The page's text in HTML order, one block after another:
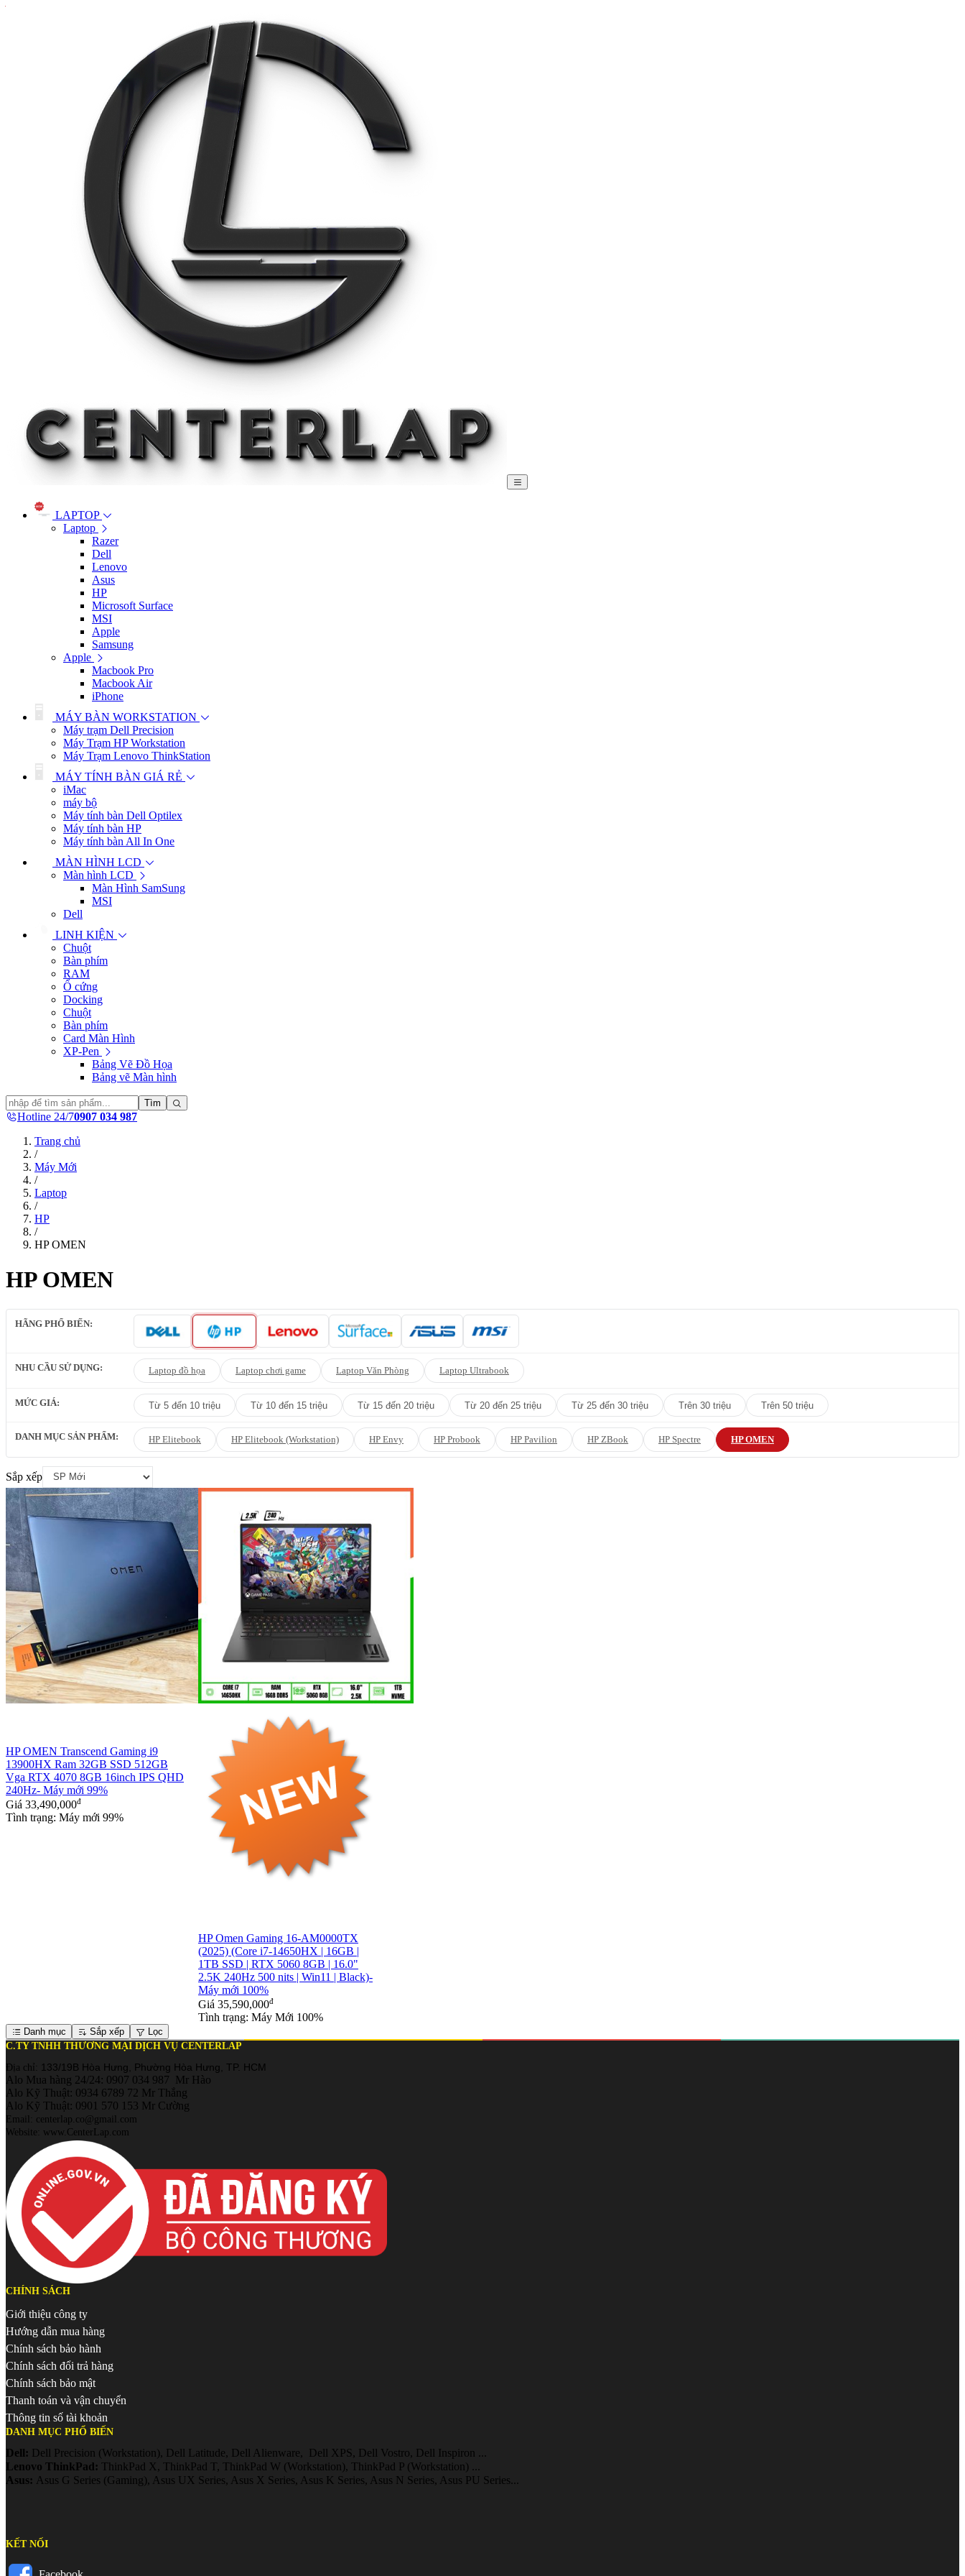
LAPTOP
Laptop
Razer
Dell
Lenovo
Asus
HP
Microsoft Surface
MSI
Apple
Samsung
Apple
Macbook Pro
Macbook Air
iPhone
MÁY BÀN WORKSTATION
Máy trạm Dell Precision
Máy Trạm HP Workstation
Máy Trạm Lenovo ThinkStation
MÁY TÍNH BÀN GIÁ RẺ
iMac
máy bộ
Máy tính bàn Dell Optilex
Máy tính bàn HP
Máy tính bàn All In One
MÀN HÌNH LCD
Màn hình LCD
Màn Hình SamSung
MSI
Dell
LINH KIỆN
Chuột
Bàn phím
RAM
Ổ cứng
Docking
Chuột
Bàn phím
Card Màn Hình
XP-Pen
Bảng Vẽ Đồ Họa
Bảng vẽ Màn hình
Tìm
Hotline 24/70907 034 987
Trang chủ
/
Máy Mới
/
Laptop
/
HP
/
HP OMEN
HP OMEN
HÃNG PHỔ BIẾN:
NHU CẦU SỬ DỤNG: Laptop đồ họa Laptop chơi game Laptop Văn Phòng Laptop Ultrabook
MỨC GIÁ: Từ 5 đến 10 triệu Từ 10 đến 15 triệu Từ 15 đến 20 triệu Từ 20 đến 25 triệu Từ 25 đến 30 triệu Trên 30 triệu Trên 50 triệu
DANH MỤC SẢN PHẨM: HP Elitebook HP Elitebook (Workstation) HP Envy HP Probook HP Pavilion HP ZBook HP Spectre HP OMEN
Sắp xếp
HP OMEN Transcend Gaming i9
13900HX Ram 32GB SSD 512GB
Vga RTX 4070 8GB 16inch IPS QHD
240Hz- Máy mới 99%
Giá 33,490,000đ
Tình trạng: Máy mới 99%
HP Omen Gaming 16-AM0000TX
(2025) (Core i7-14650HX | 16GB |
1TB SSD | RTX 5060 8GB | 16.0"
2.5K 240Hz 500 nits | Win11 | Black)-
Máy mới 100%
Giá 35,590,000đ
Tình trạng: Máy Mới 100%
Danh mục Sắp xếp
Lọc
C.TY TNHH THƯƠNG MẠI DỊCH VỤ CENTERLAP
Địa chỉ: 133/19B Hòa Hưng, Phường Hòa Hưng, TP. HCM
Alo Mua hàng 24/24: 0907 034 987 Mr Hào
Alo Kỹ Thuật: 0934 6789 72 Mr Thắng
Alo Kỹ Thuật: 0901 570 153 Mr Cường
Email: centerlap.co@gmail.com
Website: www.CenterLap.com
CHÍNH SÁCH
Giới thiệu công ty
Hướng dẫn mua hàng
Chính sách bảo hành
Chính sách đổi trả hàng
Chính sách bảo mật
Thanh toán và vận chuyển
Thông tin số tài khoản
DANH MỤC PHỔ BIẾN
Dell: Dell Precision (Workstation), Dell Latitude, Dell Alienware, Dell XPS, Dell Vostro, Dell Inspiron ...
Lenovo ThinkPad: ThinkPad X, ThinkPad T, ThinkPad W (Workstation), ThinkPad P (Workstation)
Asus: Asus G Series (Gaming), Asus UX Series, Asus X Series, Asus K Series, Asus N Series, Asus PU Series...
KẾT NỐI